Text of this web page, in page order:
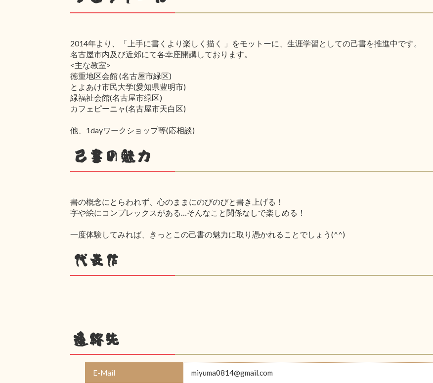
2014年より、「上手に書くより楽しく描く 」をモットーに、生涯学習としての己書を推進中です。
名古屋市内及び近郊にて各幸座開講しております。
<主な教室>
徳重地区会館 (名古屋市緑区)
とよあけ市民大学(愛知県豊明市)
緑福祉会館(名古屋市緑区)
カフェピーニャ(名古屋市天白区)
他、1dayワークショップ等(応相談)
己書の魅力
書の概念にとらわれず、心のままにのびのびと書き上げる！
字や絵にコンプレックスがある…そんなこと関係なしで楽しめる！
一度体験してみれば、きっとこの己書の魅力に取り憑かれることでしょう(^^)
代表作
連絡先
E-Mail miyuma0814@gmail.com